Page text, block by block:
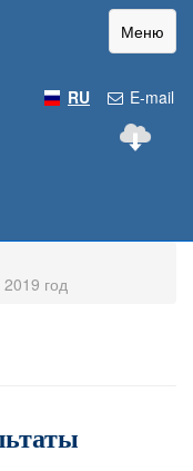
Меню
E-mail
RU
2019 год